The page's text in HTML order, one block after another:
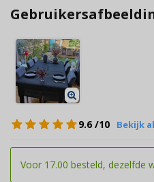
9.6 /10 Bekijk
Voor 17.00 besteld, dezelfde